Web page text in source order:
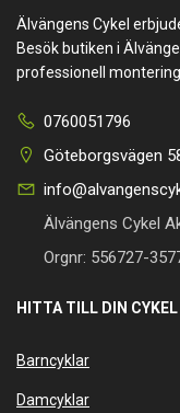
Älvängens Cykel
Besök butiken i
professionell
0760051796
Göteborgsvägen
Älvängens Cykel
Orgnr: 556727-
HITTA TILL DIN CYKEL
Barncyklar
Damcyklar